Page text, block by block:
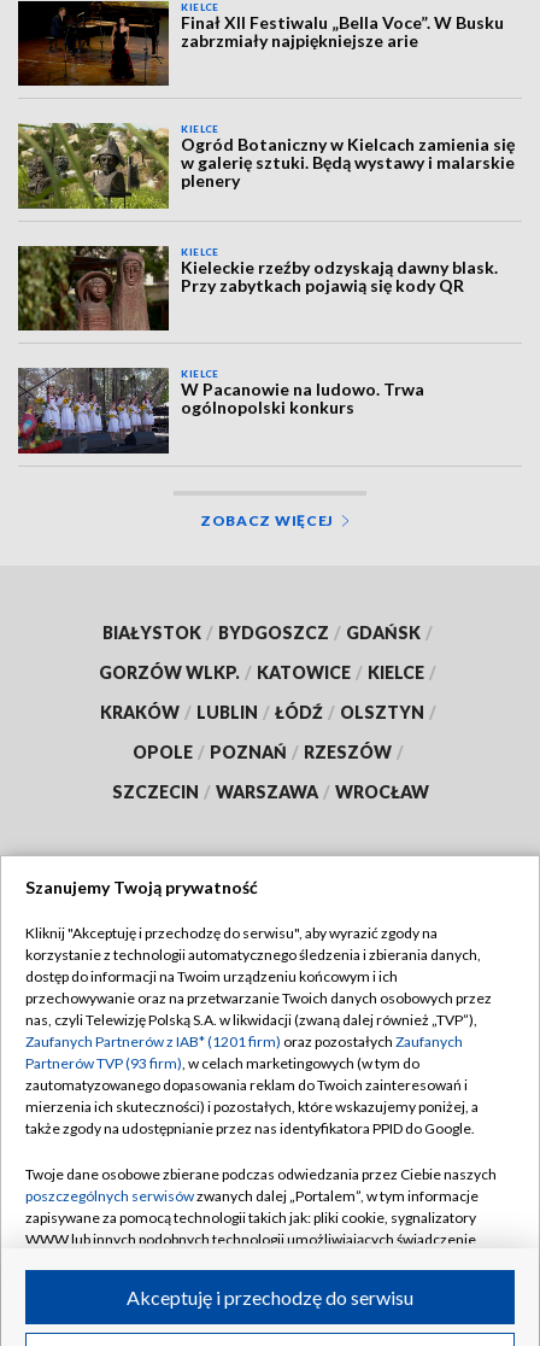
KIELCE
Finał XII Festiwalu „Bella Voce”. W Busku
zabrzmiały najpiękniejsze arie
KIELCE
Ogród Botaniczny w Kielcach zamienia się
w galerię sztuki. Będą wystawy i malarskie
plenery
KIELCE
Kieleckie rzeźby odzyskają dawny blask.
Przy zabytkach pojawią się kody QR
KIELCE
W Pacanowie na ludowo. Trwa
ogólnopolski konkurs
ZOBACZ WIĘCEJ
BIAŁYSTOK / BYDGOSZCZ / GDAŃSK /
GORZÓW WLKP. / KATOWICE / KIELCE /
KRAKÓW / LUBLIN / ŁÓDŹ / OLSZTYN /
OPOLE / POZNAŃ / RZESZÓW /
SZCZECIN / WARSZAWA / WROCŁAW
TVP
Abonament TVP
Emisja w TVP
Centrum informacji TVP
Naziemna Telewizja Cyfrowa
Rada Programowa
System NOS
Informacje o nadawcy
Program dla prasy
Regulamin TVP
Polityka prywatności
Moje zgody
Pomoc
Kontakt
Kanały
©2026 Telewizja Polska S.A. w likwidacji
Szanujemy Twoją prywatność
Kliknij "Akceptuję i przechodzę do serwisu", aby wyrazić zgody na
korzystanie z technologii automatycznego śledzenia i zbierania danych,
dostęp do informacji na Twoim urządzeniu końcowym i ich
przechowywanie oraz na przetwarzanie Twoich danych osobowych przez
nas, czyli Telewizję Polską S.A. w likwidacji (zwaną dalej również „TVP”),
Zaufanych Partnerów z IAB* (1201 firm) oraz pozostałych Zaufanych
Partnerów TVP (93 firm), w celach marketingowych (w tym do
zautomatyzowanego dopasowania reklam do Twoich zainteresowań i
mierzenia ich skuteczności) i pozostałych, które wskazujemy poniżej, a
także zgody na udostępnianie przez nas identyfikatora PPID do Google.
Twoje dane osobowe zbierane podczas odwiedzania przez Ciebie naszych
poszczególnych serwisówzwanych dalej „Portalem”, w tym informacje
zapisywane za pomocą technologii takich jak: pliki cookie, sygnalizatory
WWW lub innych podobnych technologii umożliwiających świadczenie
ruchu w Internecie.Akceptuję i przechodzę do serwisu